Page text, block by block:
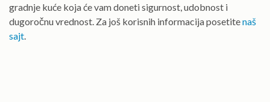
gradnje kuće koja će vam doneti sigurnost, udobnost i
dugoročnu vrednost. Za još korisnih informacija posetitenaš
sajt.